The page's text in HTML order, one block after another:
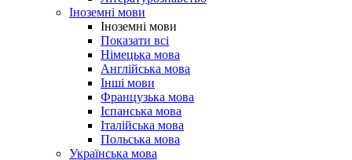
Іноземні мови
Іноземні мови
Показати всі
Німецька мова
Англійська мова
Інші мови
Французька мова
Іспанська мова
Італійська мова
Польська мова
Українська мова